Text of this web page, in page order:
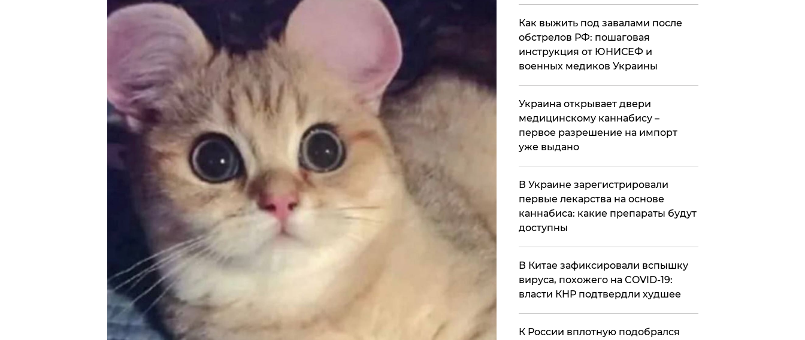
Как выжить под завалами после
обстрелов РФ: пошаговая
инструкция от ЮНИСЕФ и
военных медиков Украины
Украина открывает двери
медицинскому каннабису –
первое разрешение на импорт
уже выдано
В Украине зарегистрировали
первые лекарства на основе
каннабиса: какие препараты будут
доступны
В Китае зафиксировали вспышку
вируса, похожего на COVID-19:
власти КНР подтвердли худшее
К России вплотную подобрался